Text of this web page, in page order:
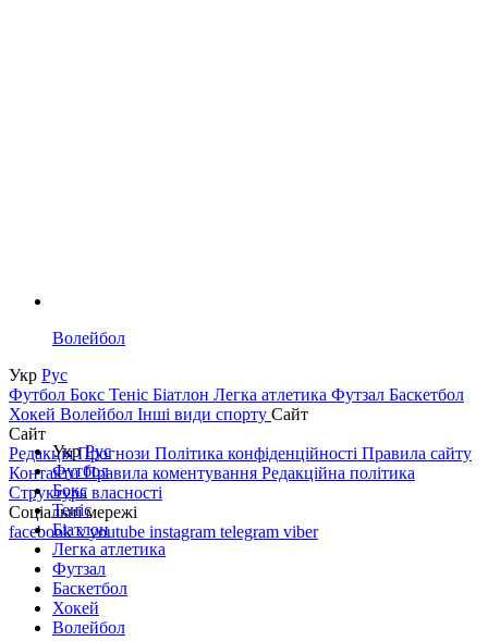
Волейбол
Укр Рус
Футбол Бокс Теніс Біатлон Легка атлетика Футзал Баскетбол
Хокей Волейбол Інші види спорту Сайт
Сайт
РедакціяПрогнози Політика конфіденційності Правила сайту
КонтактиПравила коментування Редакційна політика
Структура власності
Соціальні мережі
facebookxyoutube instagram telegram viber
УкрРус
Футбол
Бокс
Теніс
Біатлон
Легка атлетика
Футзал
Баскетбол
Хокей
Волейбол